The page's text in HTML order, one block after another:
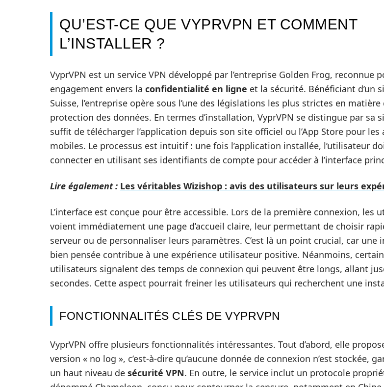
QU’EST-CE QUE VYPRVPN ET COMMENT
L’INSTALLER ?
VyprVPN est un service VPN développé par l’entreprise Golden Frog, reconnue
engagement envers la confidentialité en ligne et la sécurité. Bénéficiant d’un
Suisse, l’entreprise opère sous l’une des législations les plus strictes en matière
protection des données. En termes d’installation, VyprVPN se distingue par sa
suffit de télécharger l’application depuis son site officiel ou l’App Store pour les
mobiles. Le processus est intuitif : une fois l’application installée, l’utilisateur
connecter en utilisant ses identifiants de compte pour accéder à l’interface
Lire également : Les véritables Wizishop : avis des utilisateurs sur leurs
L’interface est conçue pour être accessible. Lors de la première connexion, les
voient immédiatement une page d’accueil claire, leur permettant de choisir
serveur ou de personnaliser leurs paramètres. C’est là un point crucial, car une
bien pensée contribue à une expérience utilisateur positive. Néanmoins,
utilisateurs signalent des temps de connexion qui peuvent être longs, allant
secondes. Cette aspect pourrait freiner les utilisateurs qui recherchent une
FONCTIONNALITÉS CLÉS DE VYPRVPN
VyprVPN offre plusieurs fonctionnalités intéressantes. Tout d’abord, elle
version « no log », c’est-à-dire qu’aucune donnée de connexion n’est stockée,
un haut niveau de sécurité VPN. En outre, le service inclut un protocole